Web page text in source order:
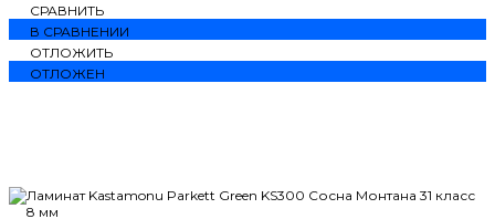
СРАВНИТЬ
В СРАВНЕНИИ
ОТЛОЖИТЬ
ОТЛОЖЕН